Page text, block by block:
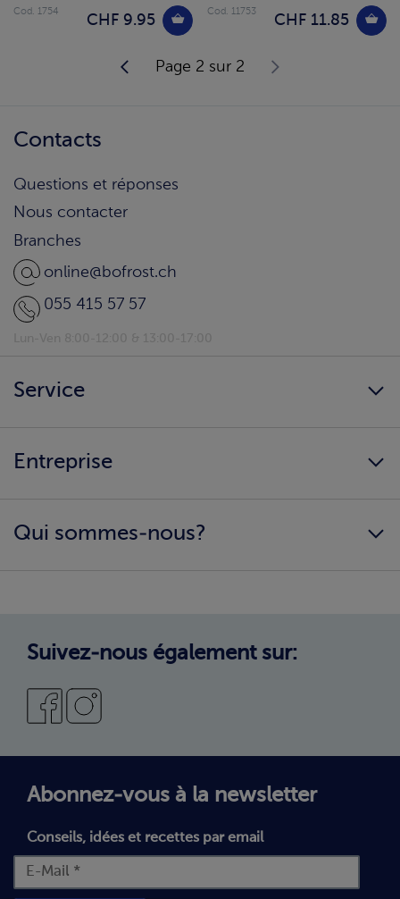
CHF 9.95
Cod. 1754
CHF 11.85
Cod. 11753
Page 2 sur 2
Contacts
Questions et réponses
Nous contacter
Branches
online@bofrost.ch
055 415 57 57
Service
bofrost* Home
Entreprise
Conditions générales
Qui sommes-nous?
Nouveau client chez bofrost*
Suivez-nous également sur:
Abonnez-vous à la newsletter
Conseils, idées et recettes par email